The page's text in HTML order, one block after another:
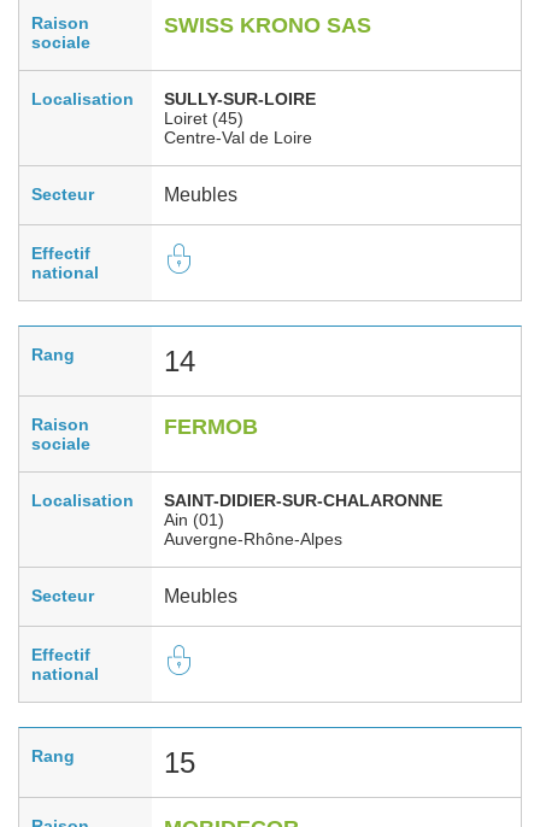
Raison
sociale
SWISS KRONO SAS
Localisation
SULLY-SUR-LOIRE
Loiret (45)
Centre-Val de Loire
Secteur Meubles
Effectif
national
Rang 14
Raison
sociale
FERMOB
Localisation
SAINT-DIDIER-SUR-CHALARONNE
Ain (01)
Auvergne-Rhône-Alpes
Secteur Meubles
Effectif
national
Rang 15